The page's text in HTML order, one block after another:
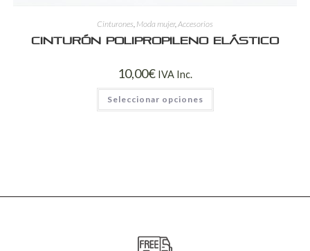
Cinturones, Moda mujer,Accesorios
Cinturón polipropileno elástico
10,00€ IVA Inc.
Seleccionar opciones